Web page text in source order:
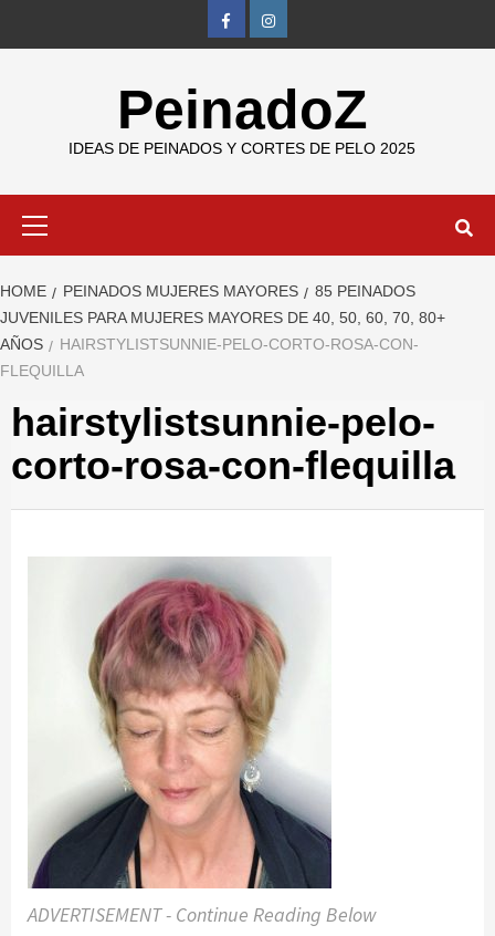
FB IG
PeinadoZ
IDEAS DE PEINADOS Y CORTES DE PELO 2025
HOME PEINADOS MUJERES MAYORES
85 PEINADOS
JUVENILES PARA MUJERES MAYORES DE 40, 50, 60, 70, 80+
AÑOS
HAIRSTYLISTSUNNIE-PELO-CORTO-ROSA-CON-
FLEQUILLA
hairstylistsunnie-pelo-
corto-rosa-con-flequilla
ADVERTISEMENT - Continue Reading Below